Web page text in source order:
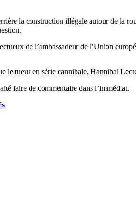
la construction illégale autour de la
de l’ambassadeur de l’Union
le tueur en série cannibale, Hannibal
faire de commentaire dans l’immédiat.